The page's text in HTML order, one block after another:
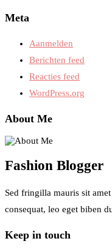
Meta
Aanmelden
Berichten feed
Reacties feed
WordPress.org
About Me
Fashion Blogger
Sed fringilla mauris sit
consequat, leo eget biben
Keep in touch